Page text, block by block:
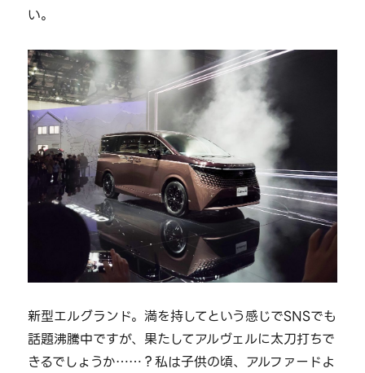
い。
新型エルグランド。満を持してという感じでSNSでも
話題沸騰中ですが、果たしてアルヴェルに太刀打ちで
きるでしょうか……？私は子供の頃、アルファードよ